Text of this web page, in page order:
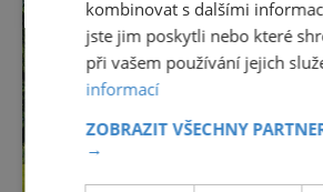
kombinovat s dalšími
jste jim poskytli nebo které
při vašem používání jejich
informací
ZOBRAZIT VŠECHNY
→